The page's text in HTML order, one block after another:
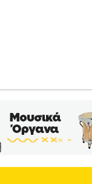
ΚΟΥΖΙΝΑΚΙΑ Η
με ισχύ 1500 W.
εστίας :